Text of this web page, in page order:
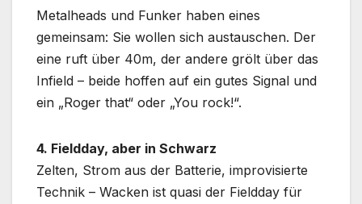
Metalheads und Funker haben eines
gemeinsam: Sie wollen sich austauschen. Der
eine ruft über 40m, der andere grölt über das
Infield – beide hoffen auf ein gutes Signal und
ein „Roger that“ oder „You rock!“.
4. Fieldday, aber in Schwarz
Zelten, Strom aus der Batterie, improvisierte
Technik – Wacken ist quasi der Fieldday für